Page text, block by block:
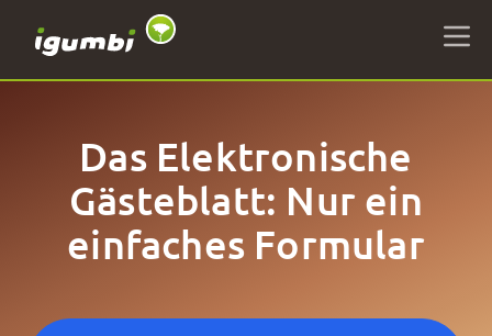
Das Elektronische
Gästeblatt: Nur ein
einfaches Formular